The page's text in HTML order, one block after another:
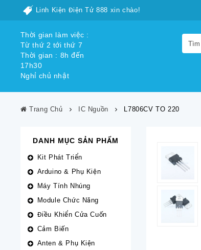
Linh Kiện Điện Tử 888 xin chào!
Thời gian làm việc :
Từ thứ 2 tới thứ 7
Thời gian : 8h đến
17h30
Nghỉ chủ nhật
Trang Chủ IC Nguồn L7806CV TO 220
DANH MỤC SẢN PHẨM
Kit Phát Triển
Arduino & Phụ Kiện
Máy Tính Nhúng
Module Chức Năng
Điều Khiển Cửa Cuốn
Cảm Biến
Anten & Phụ Kiện